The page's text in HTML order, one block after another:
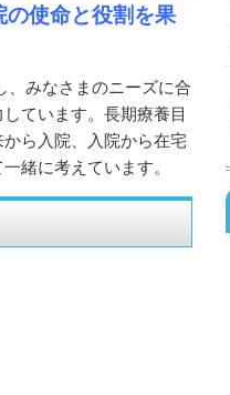
の使命と役割を果
、みなさまのニーズに合
ています。長期療養目
ら入院、入院から在宅
緒に考えています。